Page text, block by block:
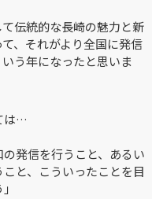
て伝統的な長崎の魅力と新
、それがより全国に発信
う年になったと思いま
は…
の発信を行うこと、あるい
と、こういったことを目